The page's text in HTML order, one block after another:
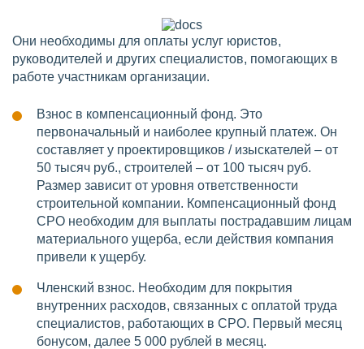
Они необходимы для оплаты услуг юристов,
руководителей и других специалистов, помогающих в
работе участникам организации.
Взнос в компенсационный фонд. Это
первоначальный и наиболее крупный платеж. Он
составляет у проектировщиков / изыскателей – от
50 тысяч руб., строителей – от 100 тысяч руб.
Размер зависит от уровня ответственности
строительной компании. Компенсационный фонд
СРО необходим для выплаты пострадавшим лицам
материального ущерба, если действия компания
привели к ущербу.
Членский взнос. Необходим для покрытия
внутренних расходов, связанных с оплатой труда
специалистов, работающих в СРО. Первый месяц
бонусом, далее 5 000 рублей в месяц.